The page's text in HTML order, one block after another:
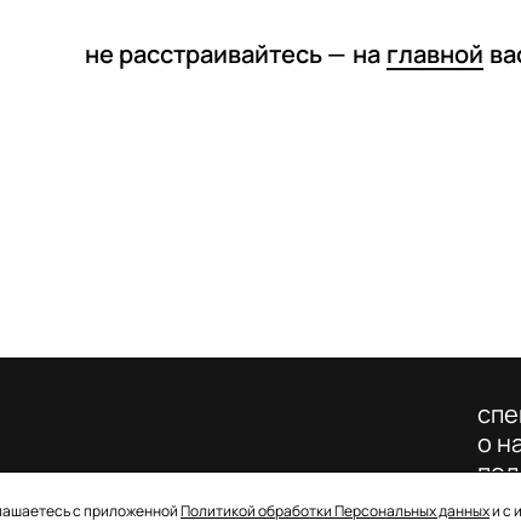
не расстраивайтесь — на главной
с приложеннойПолитикой обработки Персональных данныхи с
от 22 августа
о